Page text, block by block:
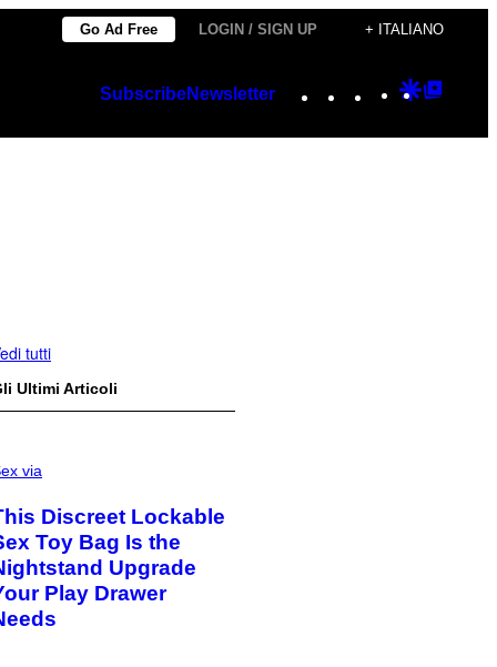
Go Ad Free LOGIN / SIGN UP + ITALIANO
SubscribeNewsletter Instagram
TikTok
YouTube
Google
tutti
Ultimi Articoli
via
Discreet Lockable
Toy Bag Is the
Upgrade
Play Drawer